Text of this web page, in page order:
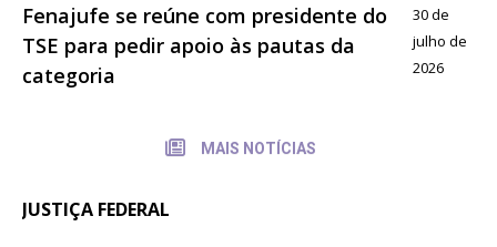
Fenajufe se reúne com presidente do
TSE para pedir apoio às pautas da
categoria
30 de
julho de
2026
MAIS NOTÍCIAS
JUSTIÇA FEDERAL